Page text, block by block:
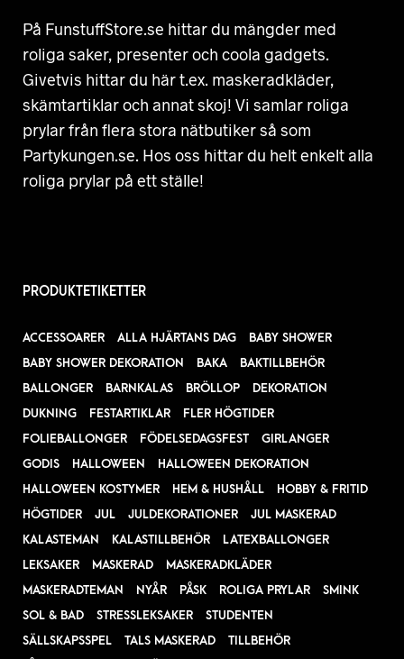
På FunstuffStore.se hittar du mängder med
roliga saker, presenter och coola gadgets.
Givetvis hittar du här t.ex. maskeradkläder,
skämtartiklar och annat skoj! Vi samlar roliga
prylar från flera stora nätbutiker så som
Partykungen.se. Hos oss hittar du helt enkelt alla
roliga prylar på ett ställe!
PRODUKTETIKETTER
ACCESSOARER ALLA HJÄRTANS DAG
BABY SHOWER
BABY SHOWER DEKORATION
BAKA
BAKTILLBEHÖR
BALLONGER
BARNKALAS BRÖLLOP
DEKORATION
DUKNING
FESTARTIKLAR
FLER HÖGTIDER
FOLIEBALLONGER
FÖDELSEDAGSFEST
GIRLANGER
GODIS
HALLOWEEN
HALLOWEEN DEKORATION
HALLOWEEN KOSTYMER
HEM & HUSHÅLL
HOBBY & FRITID
HÖGTIDER
JUL JULDEKORATIONER
JUL MASKERAD
KALASTEMAN
KALASTILLBEHÖR
LATEXBALLONGER
LEKSAKER
MASKERAD
MASKERADKLÄDER
MASKERADTEMAN
NYÅR PÅSK ROLIGA PRYLAR
SMINK
SOL & BAD
STRESSLEKSAKER
STUDENTEN
SÄLLSKAPSSPEL
TALS MASKERAD TILLBEHÖR